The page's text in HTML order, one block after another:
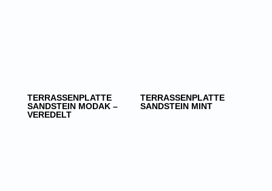
TERRASSENPLATTE
SANDSTEIN MODAK –
VEREDELT
TERRASSENPLATTE
SANDSTEIN MINT